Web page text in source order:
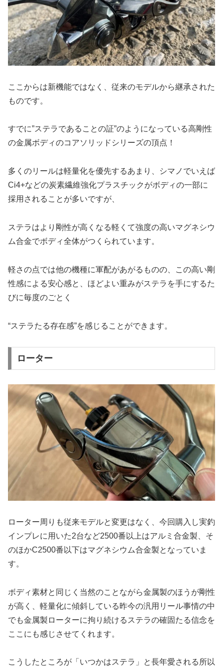
ここからは新機能ではなく、従来のモデルから継承された
ものです。
すでに”ステラであることの証”のようになっている高剛性
の金属ボディのコアソリッドシリーズの頂点！
多くのリールは軽量化を優先するあまり、シマノでいえば
Ci4+などの炭素繊維強化プラスチックがボディの一部に
採用されることが多いですが、
ステラはより剛性が高くなる軽くて強度の高いマグネシウ
ム合金でボディ全体がつくられています。
軽さの点では他の機種に軍配があがるものの、この高い剛
性感による安心感と、ほどよい重みがステラを手にするた
びに毎度のごとく
“ステラたる存在感”を感じることができます。
ローター
ローター周りも従来モデルと変更はなく、今回購入し実釣
インプレに用いた2台など2500番以上はアルミ合金製、そ
のほかC2500番以下はマグネシウム合金製となっていま
す。
ボディ素材と同じく当然のことながら金属製のほうが剛性
が高く、軽量化に傾斜している昨今の汎用リール事情の中
でも金属製ローターに拘り続けるステラの確固たる信念を
ここにも感じさせてくれます。
こうしたところが「いつかはステラ」と長年愛される所以